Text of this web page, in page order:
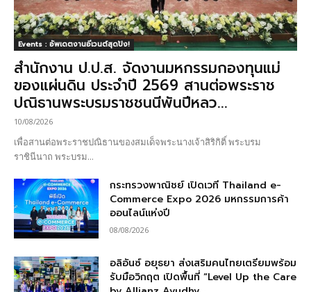
Events : อัพเดตงานอีเวนต์สุดปัง!
สำนักงาน ป.ป.ส. จัดงานมหกรรมกองทุนแม่
ของแผ่นดิน ประจำปี 2569 สานต่อพระราช
ปณิธานพระบรมราชชนนีพันปีหลว...
10/08/2026
เพื่อสานต่อพระราชปณิธานของสมเด็จพระนางเจ้าสิริกิติ์ พระบรม
ราชินีนาถ พระบรม...
กระทรวงพาณิชย์ เปิดเวที Thailand e-
Commerce Expo 2026 มหกรรมการค้า
ออนไลน์แห่งปี
08/08/2026
อลิอันซ์ อยุธยา ส่งเสริมคนไทยเตรียมพร้อม
รับมือวิกฤต เปิดพื้นที่ “Level Up the Care